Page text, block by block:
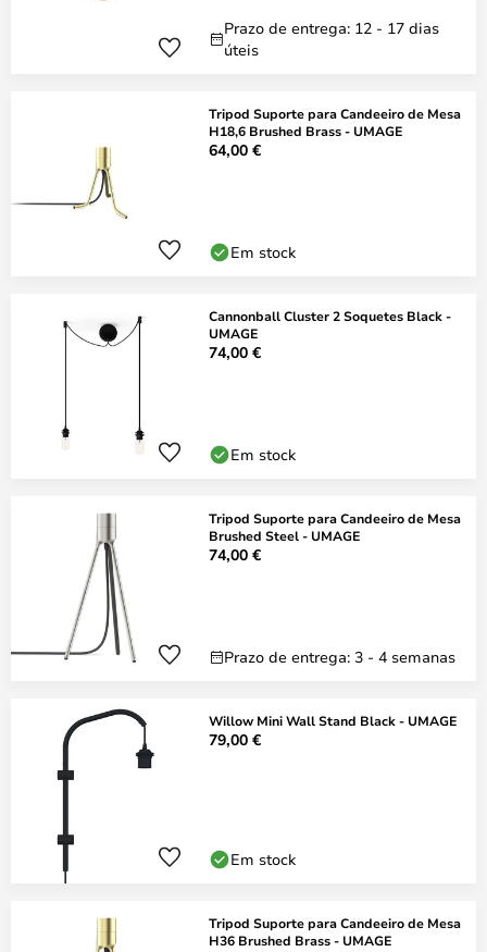
Prazo de entrega: 12 - 17 dias
úteis
Tripod Suporte para Candeeiro de Mesa
H18,6 Brushed Brass - UMAGE
64,00 €
Em stock
Cannonball Cluster 2 Soquetes Black -
UMAGE
74,00 €
Em stock
Tripod Suporte para Candeeiro de Mesa
Brushed Steel - UMAGE
74,00 €
Prazo de entrega: 3 - 4 semanas
Willow Mini Wall Stand Black - UMAGE
79,00 €
Em stock
Tripod Suporte para Candeeiro de Mesa
H36 Brushed Brass - UMAGE